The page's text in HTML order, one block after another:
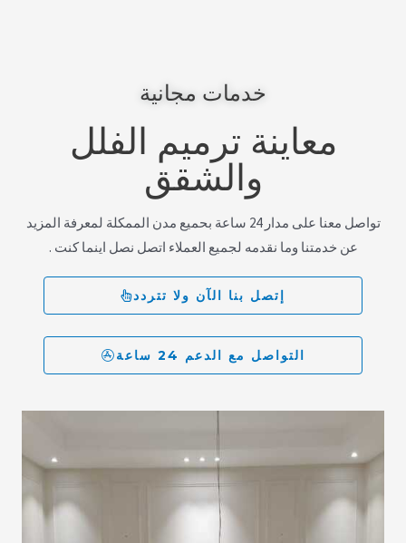
خدمات مجانية
معاينة ترميم الفلل
والشقق
تواصل معنا على مدار 24 ساعة بحميع مدن الممكلة لمعرفة المزيد
عن خدمتنا وما نقدمه لجميع العملاء اتصل نصل اينما كنت .
إتصل بنا الآن ولا تتردد
التواصل مع الدعم 24 ساعة